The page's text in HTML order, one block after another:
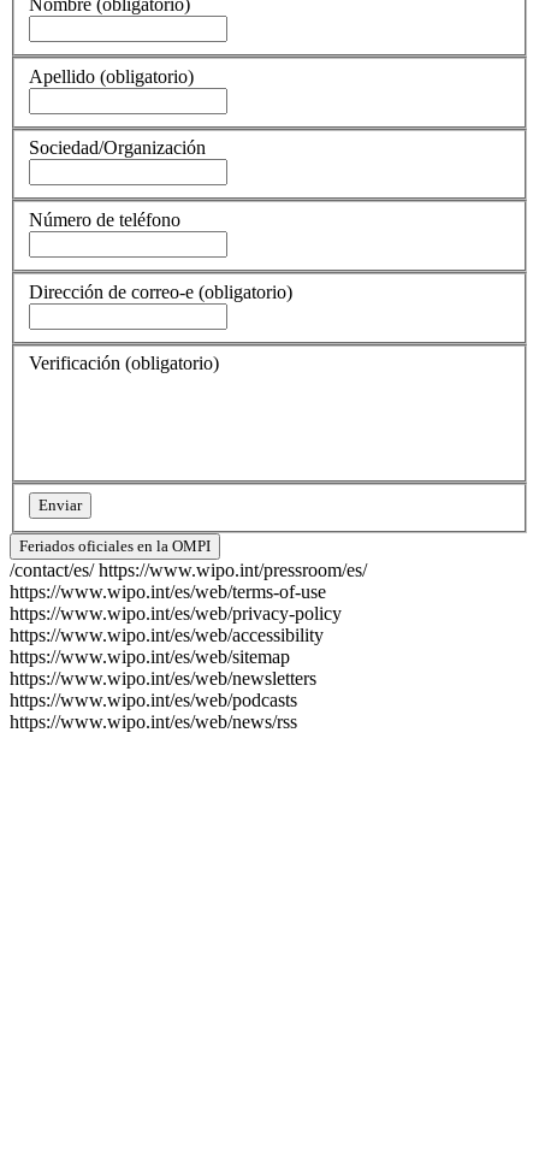
Nombre (obligatorio)
Apellido (obligatorio)
Sociedad/Organización
Número de teléfono
Dirección de correo-e (obligatorio)
Verificación (obligatorio)
Feriados oficiales en la OMPI
/contact/es/ https://www.wipo.int/pressroom/es/
https://www.wipo.int/es/web/terms-of-use
https://www.wipo.int/es/web/privacy-policy
https://www.wipo.int/es/web/accessibility
https://www.wipo.int/es/web/sitemap
https://www.wipo.int/es/web/newsletters
https://www.wipo.int/es/web/podcasts
https://www.wipo.int/es/web/news/rss